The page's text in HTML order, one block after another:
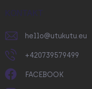
KONTAKT
hello@utukutu.eu
+420739579499
FACEBOOK